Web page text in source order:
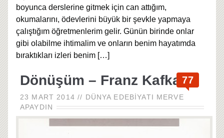
boyunca derslerine gitmek için can attığım,
okumalarını, ödevlerini büyük bir şevkle yapmaya
çalıştığım öğretmenlerim gelir. Günün birinde onlar
gibi olabilme ihtimalim ve onların benim hayatımda
bıraktıkları izleri benim […]
Dönüşüm – Franz Kafka
23 MART 2014 // DÜNYA EDEBIYATI MERVE
APAYDIN
77